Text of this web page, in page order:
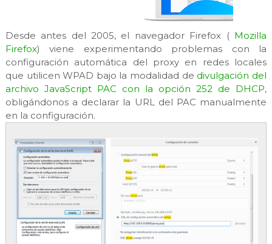
Desde antes del 2005, el navegador Firefox ( Mozilla
Firefox) viene experimentando problemas con la
configuración automática del proxy en redes locales
que utilicen WPAD bajo la modalidad de divulgación del
archivo JavaScript PAC con la opción 252 de DHCP,
obligándonos a declarar la URL del PAC manualmente
en la configuración.